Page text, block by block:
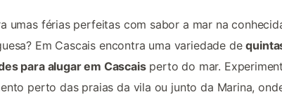
umas férias perfeitas com sabor a mar na
Em Cascais encontra uma variedade de
para alugar em Cascaisperto do mar.
perto das praias da vila ou junto da Marina,